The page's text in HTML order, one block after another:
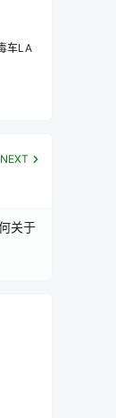
车LA
NEXT
关于